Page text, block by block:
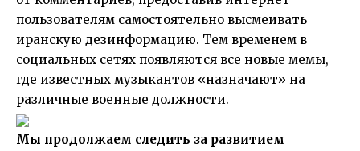
пользователям самостоятельно высмеивать
иранскую дезинформацию. Тем временем в
социальных сетях появляются все новые мемы,
где известных музыкантов «назначают» на
различные военные должности.
Мы продолжаем следить за развитием